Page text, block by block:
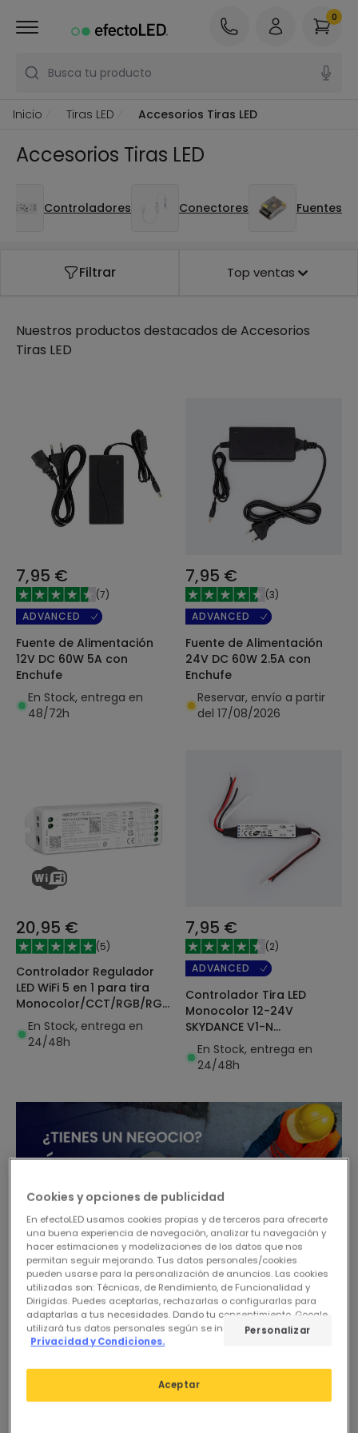
Busca tu producto
0
Inicio Tiras LED Accesorios Tiras LED
Accesorios Tiras LED
Controladores Conectores Fuentes
Filtrar Top ventas
Nuestros productos destacados de Accesorios
Tiras LED
7,95 €
(7)
ADVANCED
Fuente de Alimentación
12V DC 60W 5A con
Enchufe
En Stock, entrega en
48/72h
7,95 €
(3)
ADVANCED
Fuente de Alimentación
24V DC 60W 2.5A con
Enchufe
Reservar, envío a partir
del 17/08/2026
20,95 €
(5)
Controlador Regulador
LED WiFi 5 en 1 para tira
Monocolor/CCT/RGB/RGBW/RGB+CCT
12/48V DC MiBoxer WL5
En Stock, entrega en
24/48h
7,95 €
(2)
ADVANCED
Controlador Tira LED
Monocolor 12-24V
SKYDANCE V1-N
Compatible con Pulsador
y Mando RF
En Stock, entrega en
24/48h
Cookies y opciones de publicidad
En efectoLED usamos cookies propias y de terceros para ofrecerte
una buena experiencia de navegación, analizar tu navegación y
hacer estimaciones y modelizaciones de los datos que nos
permitan seguir mejorando. Tus datos personales/cookies
pueden usarse para la personalización de anuncios. Las cookies
utilizadas son: Técnicas, de Rendimiento, de Funcionalidad y
Dirigidas. Puedes aceptarlas, rechazarlas o configurarlas para
adaptarlas a tus necesidades. Dando tu consentimiento, Google
utilizará tus datos personales según se indica en su sitio de
Privacidad y Condiciones.
Aceptar
Personalizar